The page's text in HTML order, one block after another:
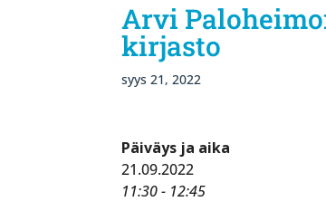
Arvi
kirjasto
syys 21, 2022
Päiväys ja aika
21.09.2022
11:30 - 12:45